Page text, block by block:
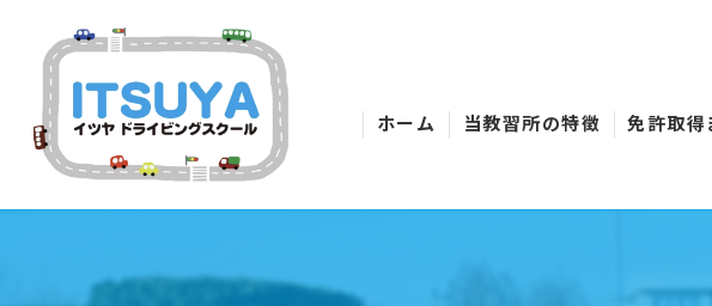
ホーム 当教習所の特徴 免許取得